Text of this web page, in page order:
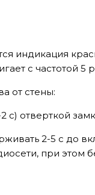
индикация
с частотой 5
от стены:
отверткой
2-5 с до
при этом